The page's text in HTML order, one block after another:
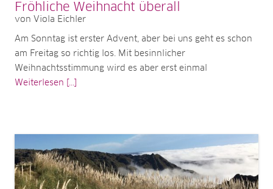
Fröhliche Weihnacht überall
von Viola Eichler
Am Sonntag ist erster Advent, aber bei uns geht es schon
am Freitag so richtig los. Mit besinnlicher
Weihnachtsstimmung wird es aber erst einmal
Weiterlesen [...]